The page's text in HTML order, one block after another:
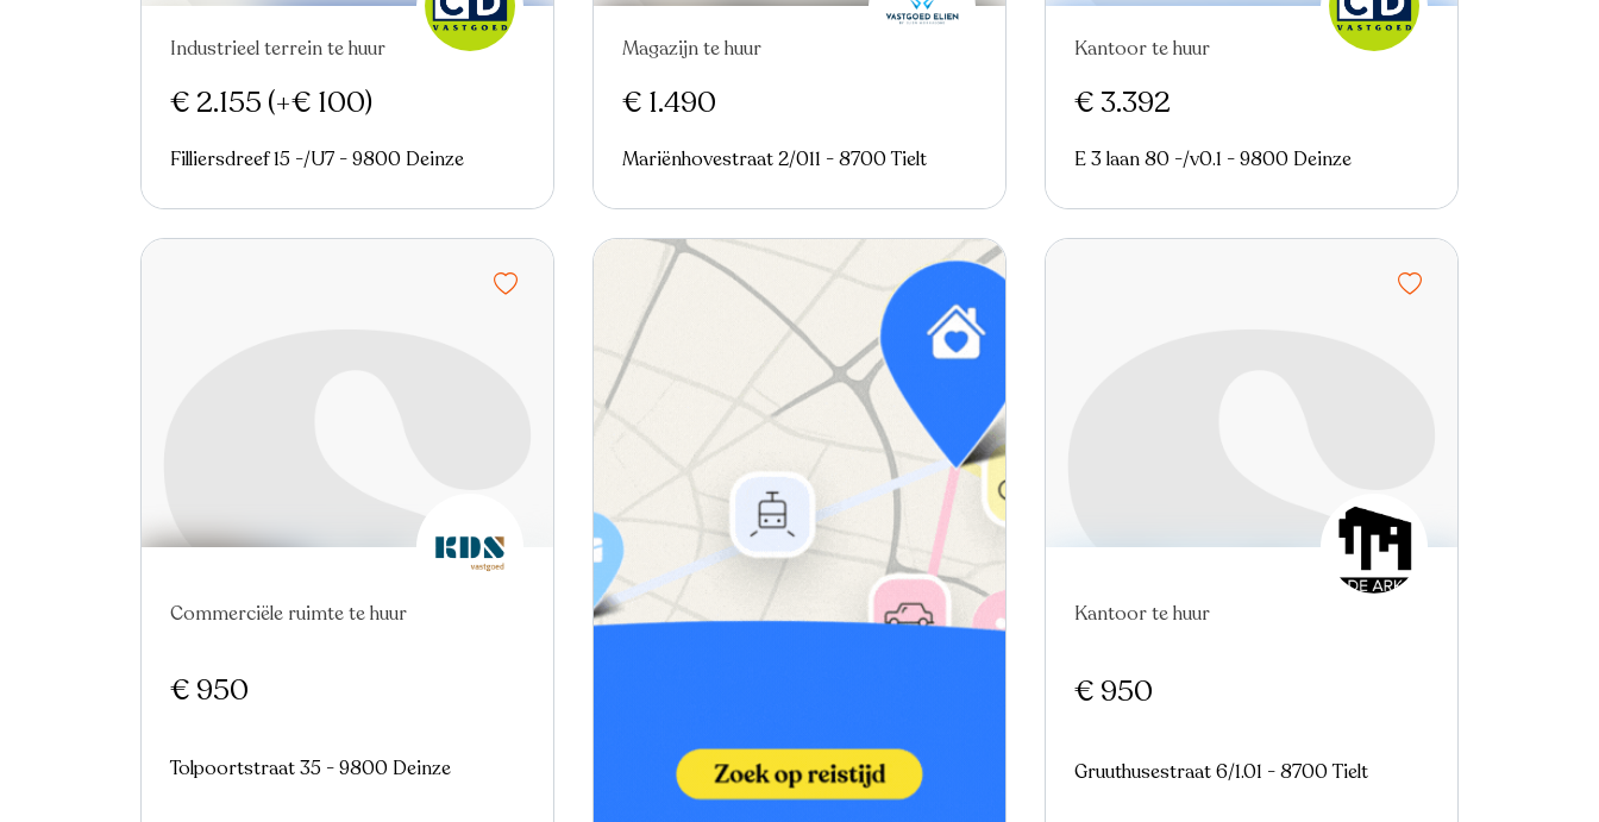
Nieuw
Industrieel terrein te huur
€ 2.155 (+€ 100)
Filliersdreef 15 -/U7 - 9800 Deinze
Magazijn te huur
€ 1.490
Mariënhovestraat 2/011 - 8700 Tielt
Kantoor te huur
€ 3.392
E 3 laan 80 -/v0.1 - 9800 Deinze
Commerciële ruimte te huur
€ 950
Tolpoortstraat 35 - 9800 Deinze
Kantoor te huur
€ 950
Gruuthusestraat 6/1.01 - 8700 Tielt